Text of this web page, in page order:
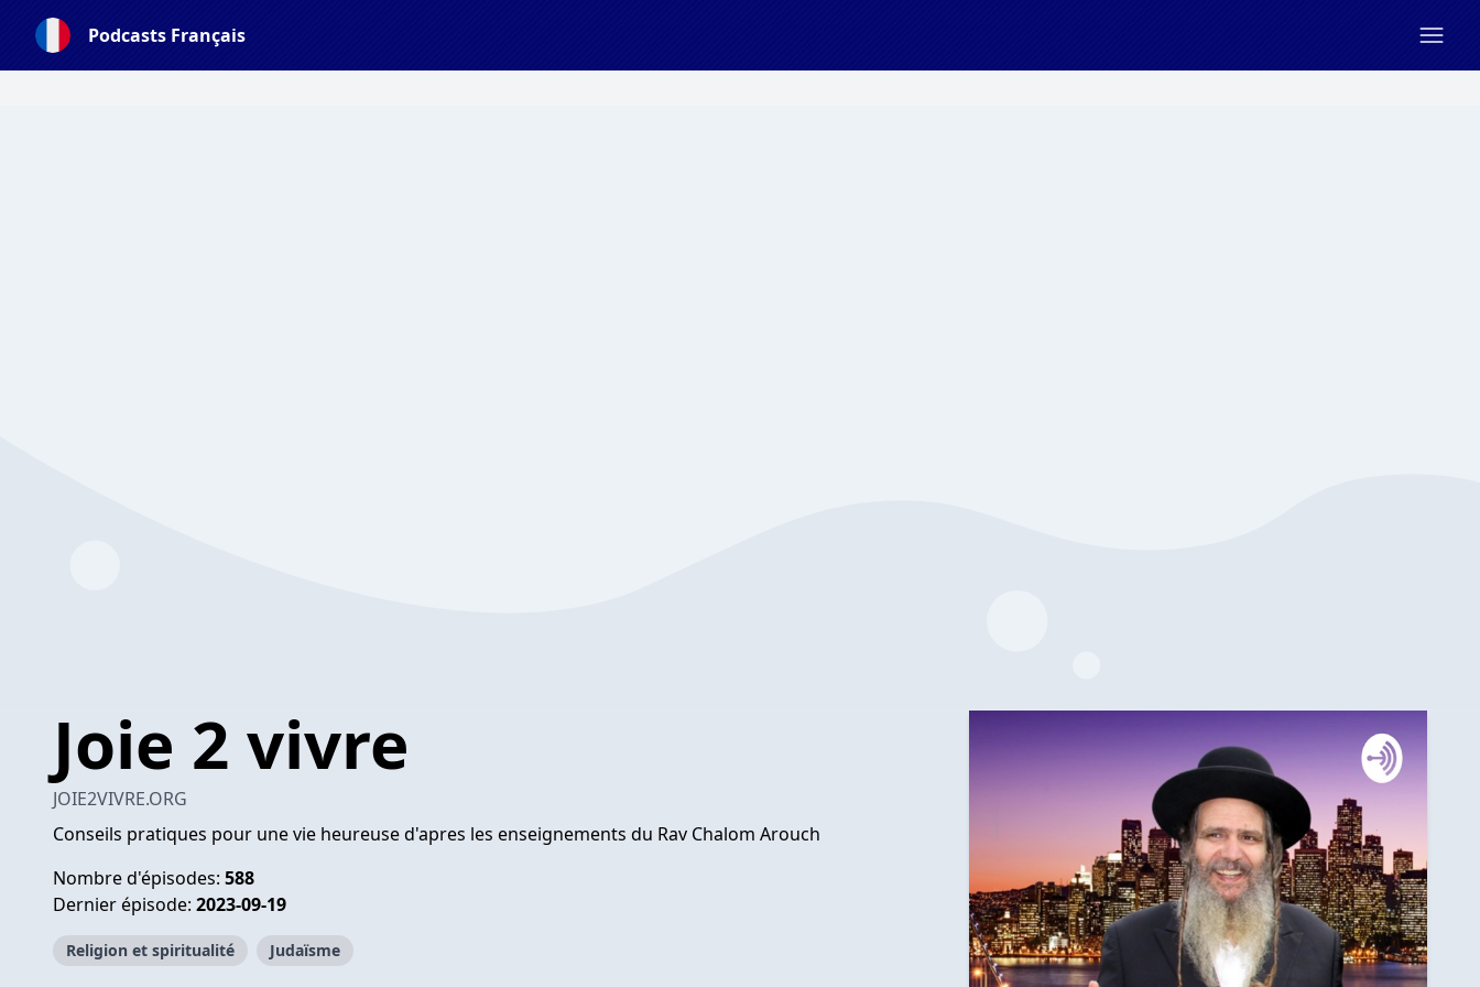
Podcasts Français
Joie 2 vivre
JOIE2VIVRE.ORG
Conseils pratiques pour une vie heureuse d'apres les enseignements du Rav Chalom Arouch
Nombre d'épisodes: 588
Dernier épisode: 2023-09-19
Religion et spiritualité Judaïsme